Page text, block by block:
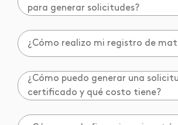
para generar solicitudes?
¿Cómo realizo mi registro de
¿Cómo puedo generar una
certificado y qué costo tiene?